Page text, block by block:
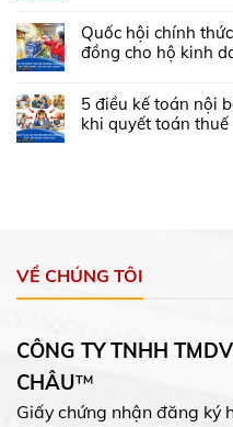
Quốc hội chính
đồng cho hộ kinh
5 điều kế toán nội
khi quyết toán thuế
VỀ CHÚNG TÔI
CÔNG TY TNHH
CHÂU™
Giấy chứng nhận đăng